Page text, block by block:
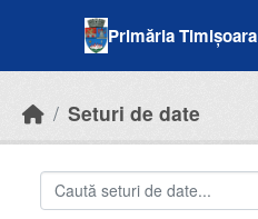
Primăria Timișoara
Seturi de date